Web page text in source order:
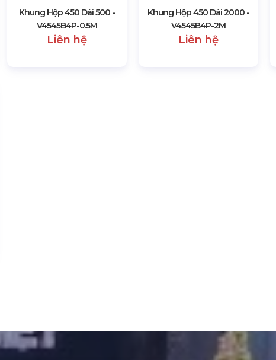
Khung Hộp 450 Dài 500 -
V4545B4P-0.5M
Liên hệ
Khung Hộp 450 Dài 2000 -
V4545B4P-2M
Liên hệ